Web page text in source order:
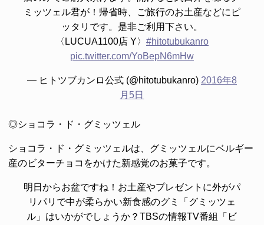
ミッツェル君が！帰省時、ご旅行のお土産などにピ
ッタリです。是非ご利用下さい。
〈LUCUA1100店 Y〉 #hitotubukanro
pic.twitter.com/YoBepN6mHw
— ヒトツブカンロ公式 (@hitotubukanro) 2016年8
月5日
◎ショコラ・ド・グミッツェル
ショコラ・ド・グミッツェルは、グミッツェルにベルギー
産のビターチョコをかけた新感覚のお菓子です。
明日からお盆ですね！お土産やプレゼントに外がパ
リパリで中が柔らかい新食感のグミ「グミッツェ
ル」はいかがでしょうか？TBSの情報TV番組「ビ